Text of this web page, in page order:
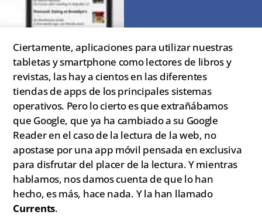
Ciertamente, aplicaciones para utilizar nuestras
tabletas y smartphone como lectores de libros y
revistas, las hay a cientos en las diferentes
tiendas de apps de los principales sistemas
operativos. Pero lo cierto es que extrañábamos
que Google, que ya ha cambiado a su Google
Reader en el caso de la lectura de la web, no
apostase por una app móvil pensada en exclusiva
para disfrutar del placer de la lectura. Y mientras
hablamos, nos damos cuenta de que lo han
hecho, es más, hace nada. Y la han llamado
Currents.